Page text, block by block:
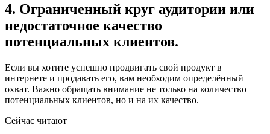
4. Ограниченный круг аудитории или
недостаточное качество
потенциальных клиентов.
Если вы хотите успешно продвигать свой продукт в
интернете и продавать его, вам необходим определённый
охват. Важно обращать внимание не только на количество
потенциальных клиентов, но и на их качество.
Сейчас читают